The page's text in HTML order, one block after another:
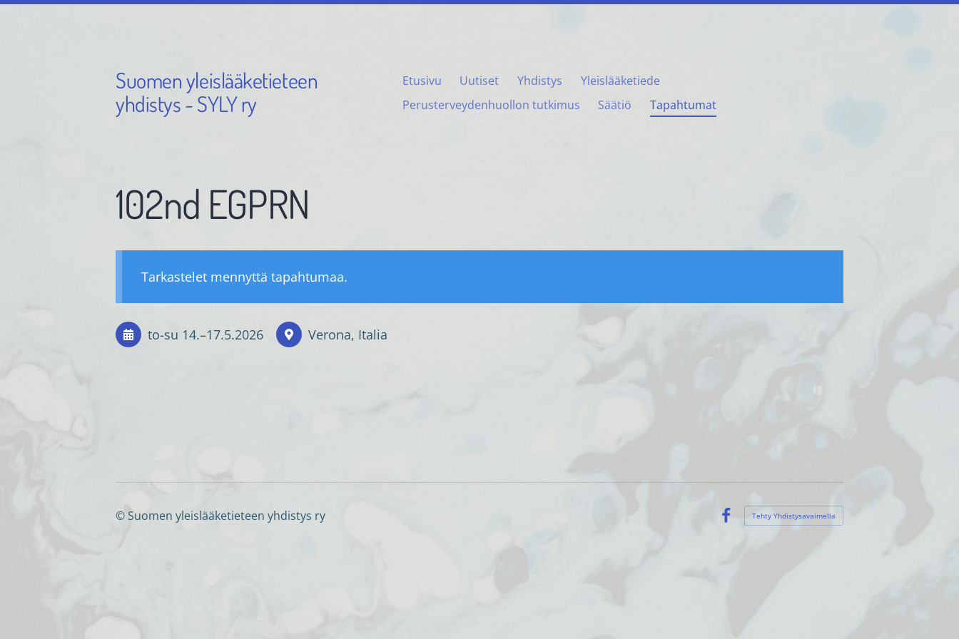
Suomen yleislääketieteen
yhdistys - SYLY ry
Etusivu Uutiset Yhdistys
Yleislääketiede
Perusterveydenhuollon tutkimus
Säätiö Tapahtumat
102nd EGPRN
Tarkastelet mennyttä tapahtumaa.
to-su 14.–17.5.2026 Verona, Italia
© Suomen yleislääketieteen yhdistys ry
Facebook
Tehty Yhdistysavaimella